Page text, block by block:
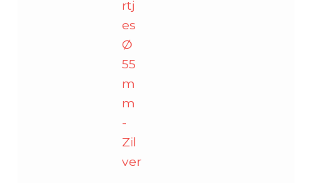
rtj
es
Ø
55
m
m
-
Zil
ver